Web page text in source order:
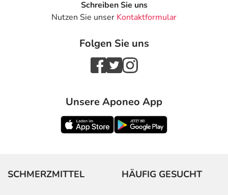
Schreiben Sie uns
Nutzen Sie unser Kontaktformular
Folgen Sie uns
Unsere Aponeo App
SCHMERZMITTEL HÄUFIG GESUCHT